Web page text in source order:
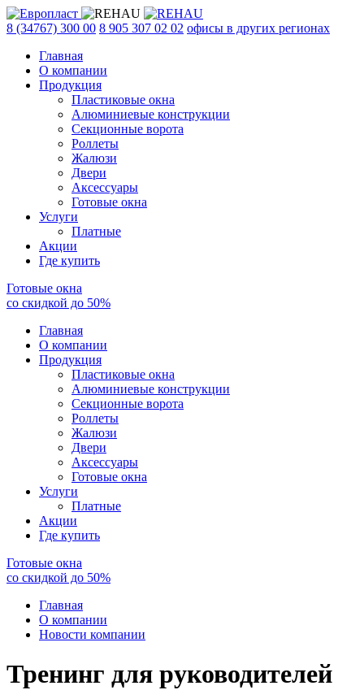
8 (34767) 300 00 8 905 307 02 02 офисы в других регионах
Главная
О компании
Продукция
Пластиковые окна
Алюминиевые конструкции
Секционные ворота
Роллеты
Жалюзи
Двери
Аксессуары
Готовые окна
Услуги
Платные
Акции
Где купить
Готовые окна
со скидкой до 50%
Главная
О компании
Продукция
Пластиковые окна
Алюминиевые конструкции
Секционные ворота
Роллеты
Жалюзи
Двери
Аксессуары
Готовые окна
Услуги
Платные
Акции
Где купить
Готовые окна
со скидкой до 50%
Главная
О компании
Новости компании
Тренинг для руководителей